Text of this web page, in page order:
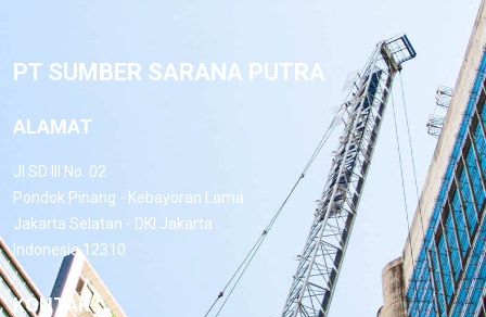
PT SUMBER SARANA PUTRA
ALAMAT
Jl.SD III No. 02
Pondok Pinang - Kebayoran Lama
Jakarta Selatan - DKI Jakarta
Indonesia 12310
KONTAK